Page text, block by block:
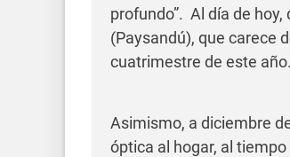
profundo”. Al día de
(Paysandú), que carece
cuatrimestre de este año.
Asimismo, a diciembre
óptica al hogar, al